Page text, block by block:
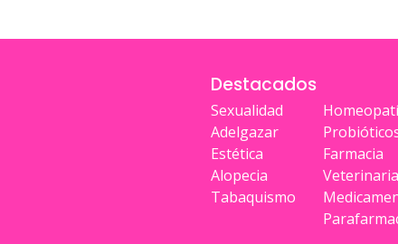
Destacados
Sexualidad
Adelgazar
Estética
Alopecia
Tabaquismo
Farmacia
Veterinaria